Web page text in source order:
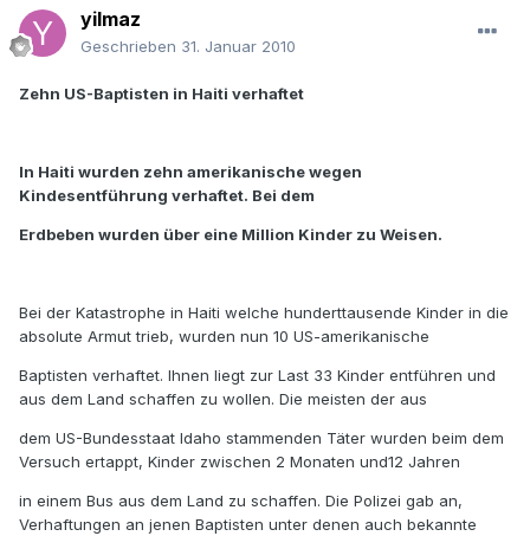
yilmaz
Geschrieben 31. Januar 2010
Zehn US-Baptisten in Haiti verhaftet
In Haiti wurden zehn amerikanische wegen
Kindesentführung verhaftet. Bei dem
Erdbeben wurden über eine Million Kinder zu Weisen.
Bei der Katastrophe in Haiti welche hunderttausende Kinder in die
absolute Armut trieb, wurden nun 10 US-amerikanische
Baptisten verhaftet. Ihnen liegt zur Last 33 Kinder entführen und
aus dem Land schaffen zu wollen. Die meisten der aus
dem US-Bundesstaat Idaho stammenden Täter wurden beim dem
Versuch ertappt, Kinder zwischen 2 Monaten und12 Jahren
in einem Bus aus dem Land zu schaffen. Die Polizei gab an,
Verhaftungen an jenen Baptisten unter denen auch bekannte